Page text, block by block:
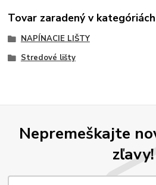
Tovar zaradený v kategóriách
NAPÍNACIE LIŠTY
Stredové lišty
Nepremeškajte
zľavy!